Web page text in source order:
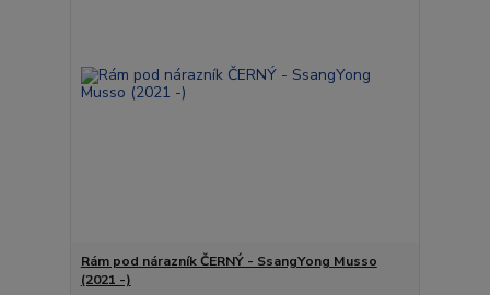
Rám pod nárazník ČERNÝ - SsangYong Musso
(2021 -)